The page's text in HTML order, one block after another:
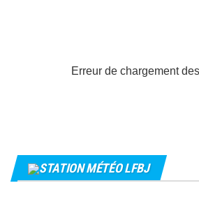
Erreur de chargement
STATION MÉTÉO LFBJ